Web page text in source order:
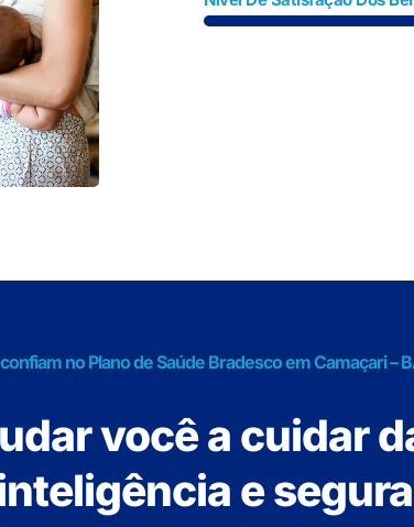
no Plano de Saúde Bradesco em Camaçari –
você a cuidar
e